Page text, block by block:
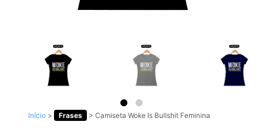
Início > Frases > Camiseta Woke Is Bullshit Feminina